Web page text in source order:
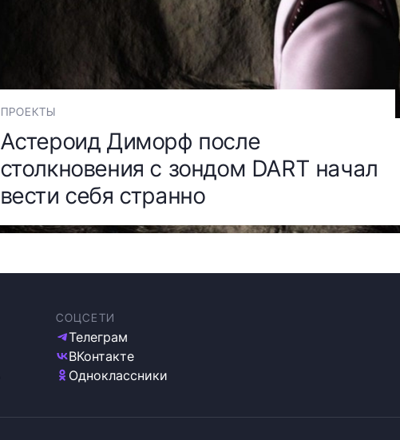
ПРОЕКТЫ
Астероид Диморф после
столкновения с зондом DART начал
вести себя странно
СОЦСЕТИ
Телеграм
ВКонтакте
Одноклассники